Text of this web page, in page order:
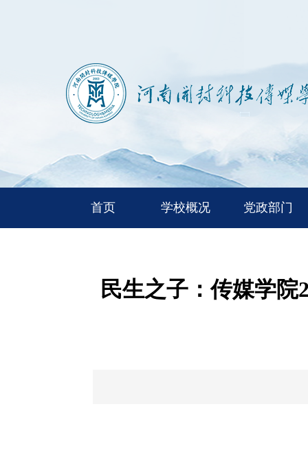
首页 学校概况 党政部门
民生之子：传媒学